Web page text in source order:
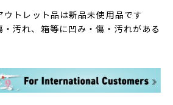
トレット品は新品未使用品です
汚れ、箱等に凹み・傷・汚れがある